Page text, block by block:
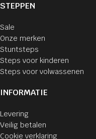
STEPPEN
Sale
Onze merken
Stuntsteps
Steps voor kinderen
Steps voor volwassenen
INFORMATIE
Levering
Veilig betalen
Cookie verklaring